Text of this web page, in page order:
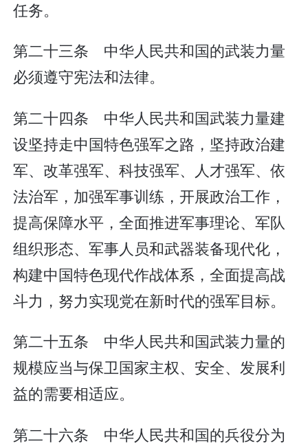
任务。
第二十三条 中华人民共和国的武装力量
必须遵守宪法和法律。
第二十四条 中华人民共和国武装力量建
设坚持走中国特色强军之路，坚持政治建
军、改革强军、科技强军、人才强军、依
法治军，加强军事训练，开展政治工作，
提高保障水平，全面推进军事理论、军队
组织形态、军事人员和武器装备现代化，
构建中国特色现代作战体系，全面提高战
斗力，努力实现党在新时代的强军目标。
第二十五条 中华人民共和国武装力量的
规模应当与保卫国家主权、安全、发展利
益的需要相适应。
第二十六条 中华人民共和国的兵役分为